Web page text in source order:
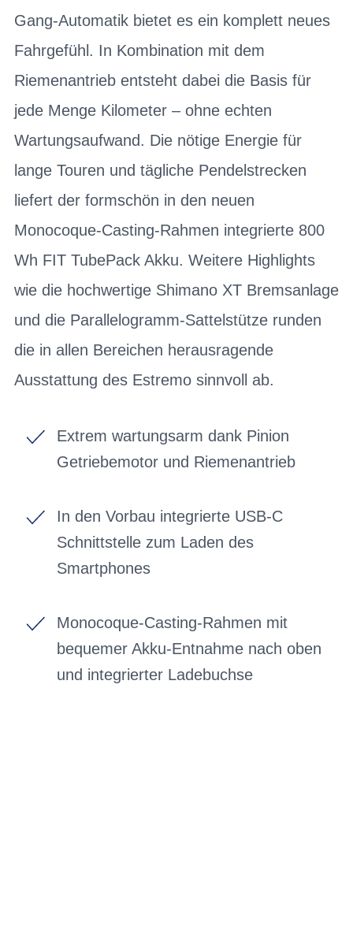
Gang-Automatik bietet es ein komplett neues
Fahrgefühl. In Kombination mit dem
Riemenantrieb entsteht dabei die Basis für
jede Menge Kilometer – ohne echten
Wartungsaufwand. Die nötige Energie für
lange Touren und tägliche Pendelstrecken
liefert der formschön in den neuen
Monocoque-Casting-Rahmen integrierte 800
Wh FIT TubePack Akku. Weitere Highlights
wie die hochwertige Shimano XT Bremsanlage
und die Parallelogramm-Sattelstütze runden
die in allen Bereichen herausragende
Ausstattung des Estremo sinnvoll ab.
Extrem wartungsarm dank Pinion
Getriebemotor und Riemenantrieb
In den Vorbau integrierte USB-C
Schnittstelle zum Laden des
Smartphones
Monocoque-Casting-Rahmen mit
bequemer Akku-Entnahme nach oben
und integrierter Ladebuchse